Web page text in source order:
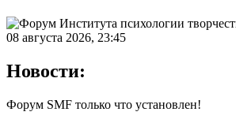
08 августа 2026, 23:45
Новости:
Форум SMF только что установлен!